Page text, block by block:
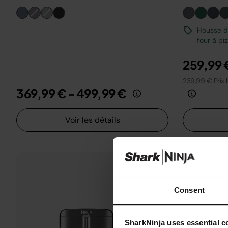
Consent
SharkNinja uses essential
369,99 € - 499,99 €
Voir les détails
Housse
four à
259,99
239,99 €Prix